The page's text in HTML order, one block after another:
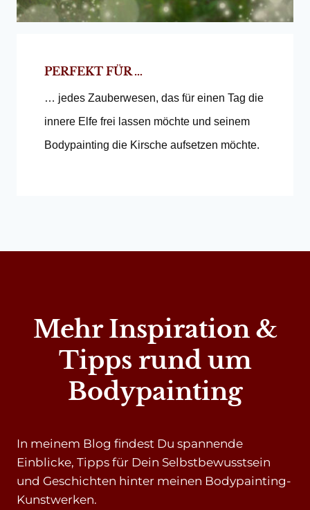
PERFEKT FÜR …
… jedes Zauberwesen, das für einen Tag die
innere Elfe frei lassen möchte und seinem
Bodypainting die Kirsche aufsetzen möchte.
Mehr Inspiration &
Tipps rund um
Bodypainting
In meinem Blog findest Du spannende
Einblicke, Tipps für Dein Selbstbewusstsein
und Geschichten hinter meinen Bodypainting-
Kunstwerken.